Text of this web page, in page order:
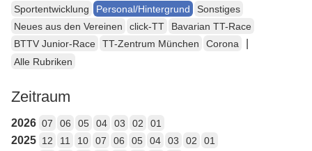
Sportentwicklung
Personal/Hintergrund
Sonstiges
Neues aus den Vereinen
click-TT
Bavarian TT-Race
BTTV Junior-Race
TT-Zentrum München Corona
Alle Rubriken
Zeitraum
2026 07 06 05 04 03 02 01
2025 12 11 10 07 06 05 04 03 02 01